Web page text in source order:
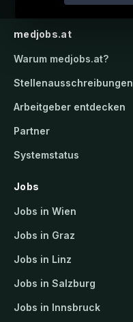
medjobs.at
Warum medjobs.at?
Stellenausschreibungen
Arbeitgeber entdecken
Partner
Systemstatus
Jobs
Jobs in Wien
Jobs in Graz
Jobs in Linz
Jobs in Salzburg
Jobs in Innsbruck